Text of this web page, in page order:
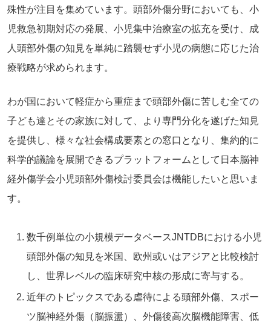
殊性が注目を集めています。頭部外傷分野においても、小
児救急初期対応の発展、小児集中治療室の拡充を受け、成
人頭部外傷の知見を単純に踏襲せず小児の病態に応じた治
療戦略が求められます。
わが国において軽症から重症まで頭部外傷に苦しむ全ての
子ども達とその家族に対して、より専門分化を遂げた知見
を提供し、様々な社会構成要素との窓口となり、集約的に
科学的議論を展開できるプラットフォームとして日本脳神
経外傷学会小児頭部外傷検討委員会は機能したいと思いま
す。
数千例単位の小規模データベースJNTDBにおける小児
頭部外傷の知見を米国、欧州或いはアジアと比較検討
し、世界レベルの臨床研究中核の形成に寄与する。
近年のトピックスである虐待による頭部外傷、スポー
ツ脳神経外傷（脳振盪）、外傷後高次脳機能障害、低